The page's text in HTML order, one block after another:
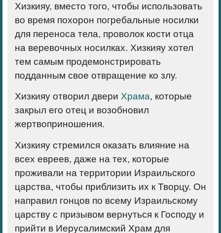
Хизкияу, вместо того, чтобы использовать
во время похорон погребальные носилки
для переноса тела, проволок кости отца
на веревочных носилках. Хизкияу хотел
тем самым продемонстрировать
подданным свое отвращение ко злу.
Хизкияу отворил двери Храма, которые
закрыл его отец и возобновил
жертвоприношения.
Хизкияу стремился оказать влияние на
всех евреев, даже на тех, которые
проживали на территории Израильского
царства, чтобы приблизить их к Творцу. Он
направил гонцов по всему Израильскому
царству с призывом вернуться к Господу и
прийти в Иерусалимский Храм для